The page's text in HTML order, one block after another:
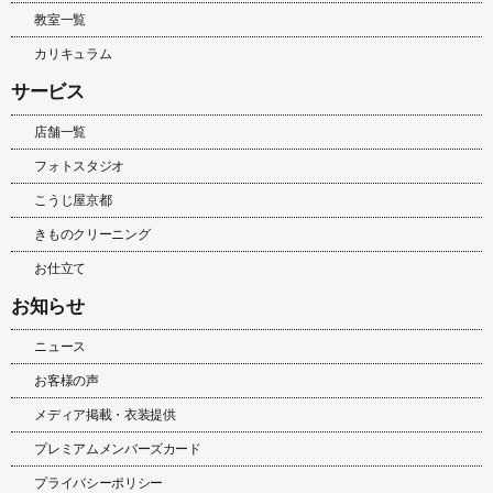
教室一覧
カリキュラム
サービス
店舗一覧
フォトスタジオ
こうじ屋京都
きものクリーニング
お仕立て
お知らせ
ニュース
お客様の声
メディア掲載・衣装提供
プレミアムメンバーズカード
プライバシーポリシー